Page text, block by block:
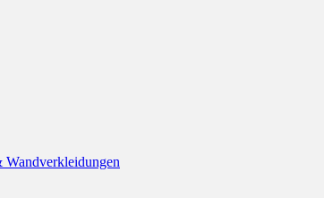
Wandverkleidungen